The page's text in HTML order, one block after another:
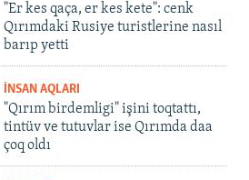
"Er kes qaça, er kes kete": cenk
Qırımdaki Rusiye turistlerine nasıl
barıp yetti
İNSAN AQLARI
"Qırım birdemligi" işini toqtattı,
tintüv ve tutuvlar ise Qırımda daa
çoq oldı